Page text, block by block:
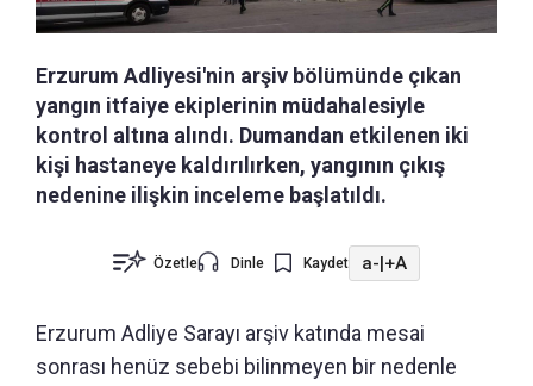
Erzurum Adliyesi'nin arşiv bölümünde çıkan
yangın itfaiye ekiplerinin müdahalesiyle
kontrol altına alındı. Dumandan etkilenen iki
kişi hastaneye kaldırılırken, yangının çıkış
nedenine ilişkin inceleme başlatıldı.
Özetle Dinle Kaydet a-|+A
Erzurum Adliye Sarayı arşiv katında mesai
sonrası henüz sebebi bilinmeyen bir nedenle